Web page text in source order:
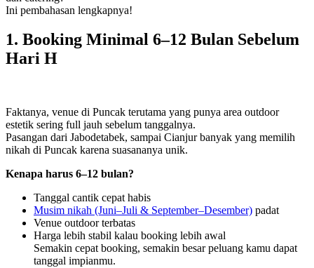
Ini pembahasan lengkapnya!
1. Booking Minimal 6–12 Bulan Sebelum
Hari H
Faktanya, venue di Puncak terutama yang punya area outdoor
estetik sering full jauh sebelum tanggalnya.
Pasangan dari Jabodetabek, sampai Cianjur banyak yang memilih
nikah di Puncak karena suasananya unik.
Kenapa harus 6–12 bulan?
Tanggal cantik cepat habis
Musim nikah (Juni–Juli & September–Desember) padat
Venue outdoor terbatas
Harga lebih stabil kalau booking lebih awal
Semakin cepat booking, semakin besar peluang kamu dapat
tanggal impianmu.